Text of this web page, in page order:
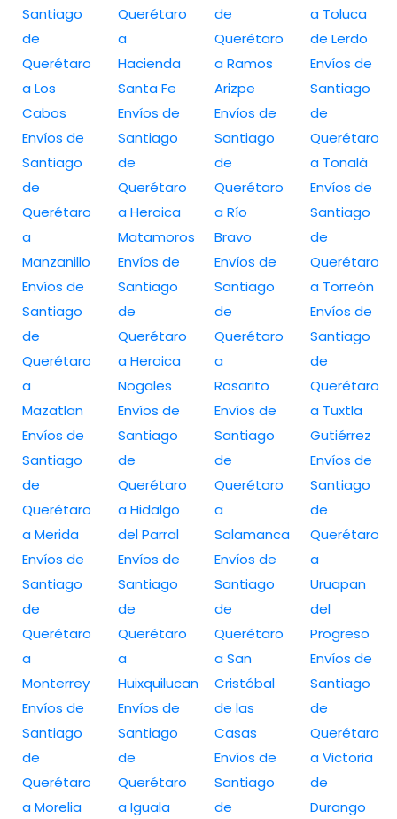
Santiago
de
Querétaro
a Los
Cabos
Envíos de
Santiago
de
Querétaro
a
Manzanillo
Envíos de
Santiago
de
Querétaro
a
Mazatlan
Envíos de
Santiago
de
Querétaro
a Merida
Envíos de
Santiago
de
Querétaro
a
Monterrey
Envíos de
Santiago
de
Querétaro
a Morelia
Querétaro
a
Hacienda
Santa Fe
Envíos de
Santiago
de
Querétaro
a Heroica
Matamoros
Envíos de
Santiago
de
Querétaro
a Heroica
Nogales
Envíos de
Santiago
de
Querétaro
a Hidalgo
del Parral
Envíos de
Santiago
de
Querétaro
a
Huixquilucan
Envíos de
Santiago
de
Querétaro
a Iguala
de
Querétaro
a Ramos
Arizpe
Envíos de
Santiago
de
Querétaro
a Río
Bravo
Envíos de
Santiago
de
Querétaro
a
Rosarito
Envíos de
Santiago
de
Querétaro
a
Salamanca
Envíos de
Santiago
de
Querétaro
a San
Cristóbal
de las
Casas
Envíos de
Santiago
de
a Toluca
de Lerdo
Envíos de
Santiago
de
Querétaro
a Tonalá
Envíos de
Santiago
de
Querétaro
a Torreón
Envíos de
Santiago
de
Querétaro
a Tuxtla
Gutiérrez
Envíos de
Santiago
de
Querétaro
a
Uruapan
del
Progreso
Envíos de
Santiago
de
Querétaro
a Victoria
de
Durango